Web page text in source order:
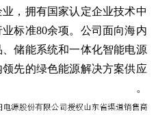
，拥有国家认定企业技术中
标准80余项。公司面向海内
储能系统和一体化智能电源
先的绿色能源解决方案供应